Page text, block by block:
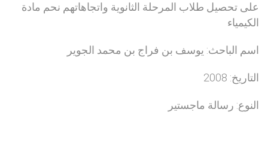
على تحصيل طلاب المرحلة الثانوية واتجاهاتهم نحم مادة
الكيمياء
اسم الباحث: يوسف بن فراج بن محمد الجوير
التاريخ: 2008
النوع: رسالة ماجستير